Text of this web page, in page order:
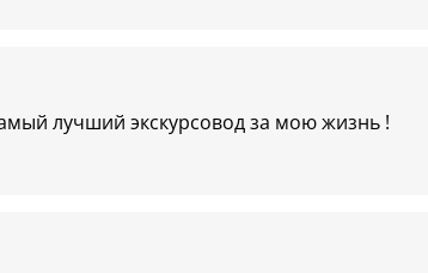
лучший экскурсовод за мою жизнь !